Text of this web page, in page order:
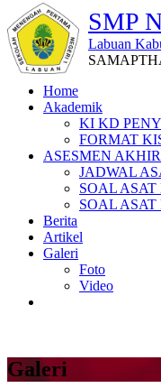
SMP
Labuan
Home
Akademik
KI KD
FORMAT
ASESMEN
JADWAL
SOAL
SOAL
Berita
Artikel
Galeri
Foto
Video
Galeri